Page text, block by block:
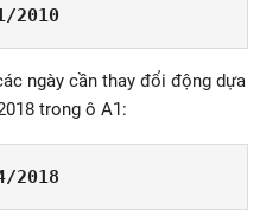
2010
ngày cần thay đổi động dựa
trong ô A1:
2018